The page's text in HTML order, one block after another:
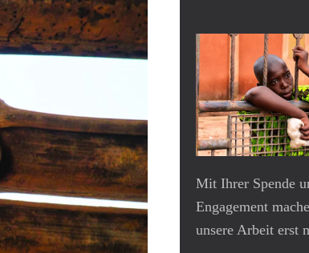
Mit Ihrer Spende
Engagement
unsere Arbeit erst